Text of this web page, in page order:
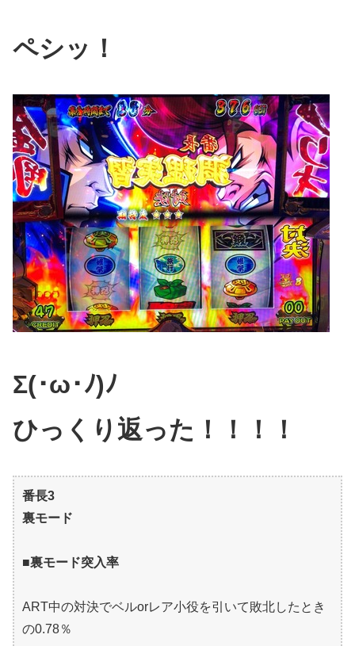
ペシッ！
Σ(･ω･ﾉ)ﾉ
ひっくり返った！！！！
番長3
裏モード
■裏モード突入率
ART中の対決でベルorレア小役を引いて敗北したとき
の0.78％